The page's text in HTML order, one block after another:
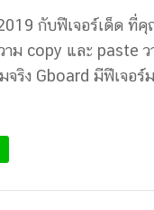
กับฟีเจอร์เด็ด ที่คุ
ม copy และ paste
จริง Gboard มีฟีเจอร์